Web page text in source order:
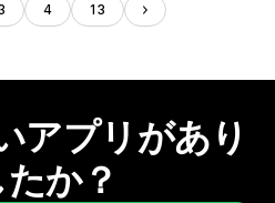
4 13
アプリがあり
か？